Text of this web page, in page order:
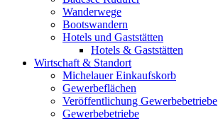
Wanderwege
Bootswandern
Hotels und Gaststätten
Hotels & Gaststätten
Wirtschaft & Standort
Michelauer Einkaufskorb
Gewerbeflächen
Veröffentlichung Gewerbebetriebe
Gewerbebetriebe